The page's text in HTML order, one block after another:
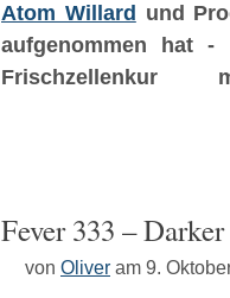
Atom Willard und
aufgenommen hat
Frischzellenkur
Fever 333 –
von Oliver am 9.